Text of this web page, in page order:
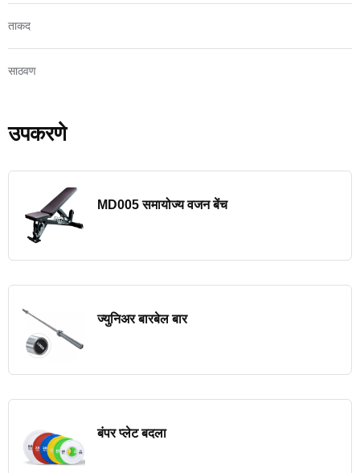
ताकद
साठवण
उपकरणे
MD005 समायोज्य वजन बेंच
ज्युनिअर बारबेल बार
बंपर प्लेट बदला